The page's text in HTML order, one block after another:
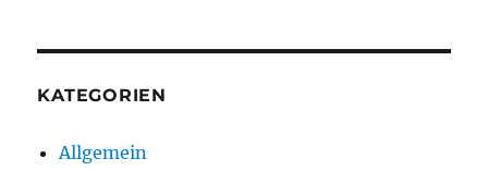
KATEGORIEN
Allgemein